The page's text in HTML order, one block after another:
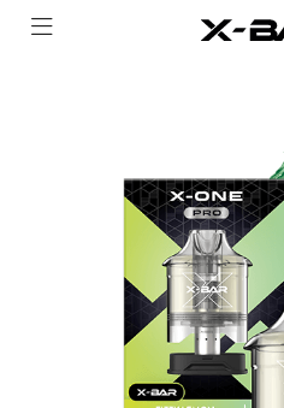
COLLECTIONS
CONTACTA CON
PREGUNTAS MÁS